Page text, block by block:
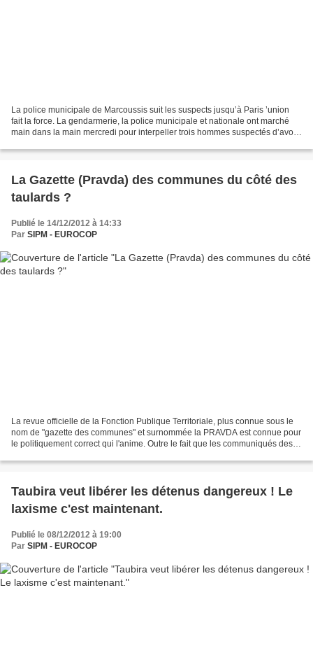
La police municipale de Marcoussis suit les suspects jusqu’à Paris ’union
fait la force. La gendarmerie, la police municipale et nationale ont marché
main dans la main mercredi pour interpeller trois hommes suspectés d’avoir
La Gazette (Pravda) des communes du côté des
taulards ?
Publié le 14/12/2012 à 14:33
Par SIPM - EUROCOP
La revue officielle de la Fonction Publique Territoriale, plus connue sous le
nom de "gazette des communes" et surnommée la PRAVDA est connue pour
le politiquement correct qui l'anime. Outre le fait que les communiqués des
Taubira veut libérer les détenus dangereux ! Le
laxisme c'est maintenant.
Publié le 08/12/2012 à 19:00
Par SIPM - EUROCOP